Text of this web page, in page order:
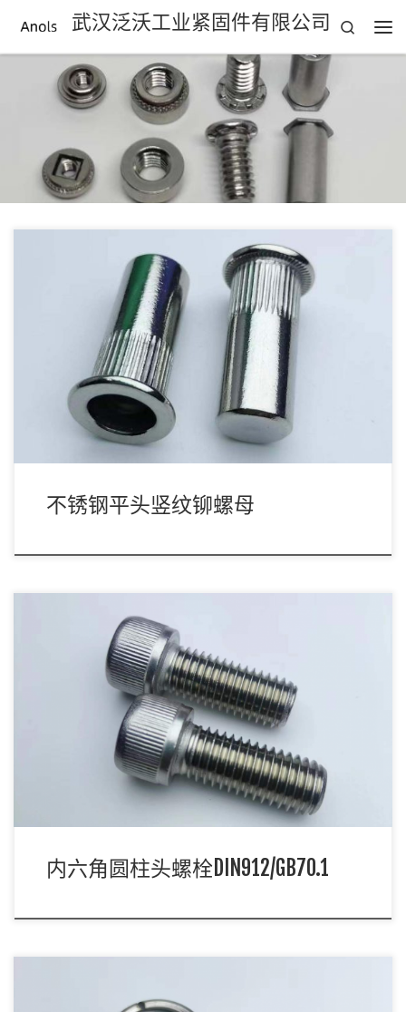
Skip to content武汉泛沃工业紧固件有限公司
Search
不锈钢平头竖纹铆螺母
不锈钢圆柱头内六角螺栓如上图,圆柱头内六角常用称呼为GB70和
DIN912他们最大区别是一个头部滚花 […]
内六角圆柱头螺栓DIN912/GB70.1